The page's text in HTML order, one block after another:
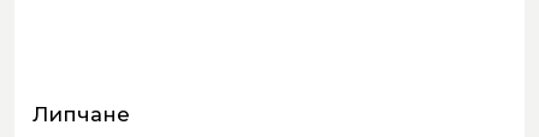
Липчане